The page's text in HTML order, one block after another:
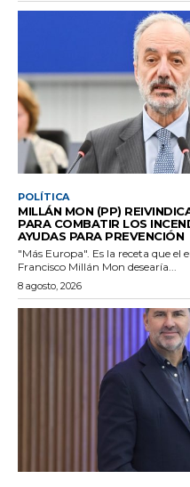
POLÍTICA
MILLÁN MON (PP)
PARA COMBATIR LOS
AYUDAS PARA PREVENCIÓN
"Más Europa". Es la receta que
Francisco Millán Mon desearía...
8 agosto, 2026